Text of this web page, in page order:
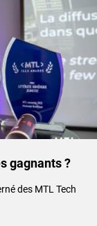
gagnants ?
des MTL Tech